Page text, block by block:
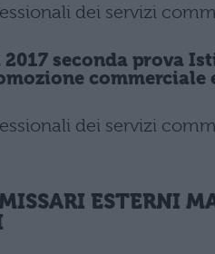
dei servizi
seconda prova
dei servizi
ESTERNI